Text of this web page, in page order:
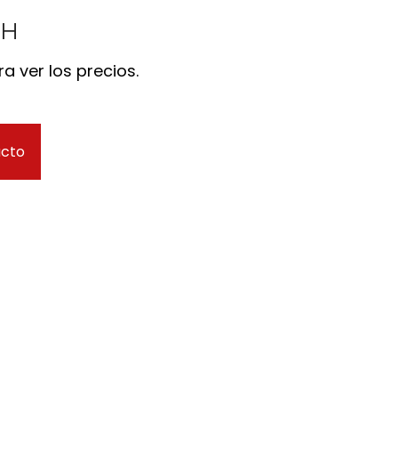
ver los precios.